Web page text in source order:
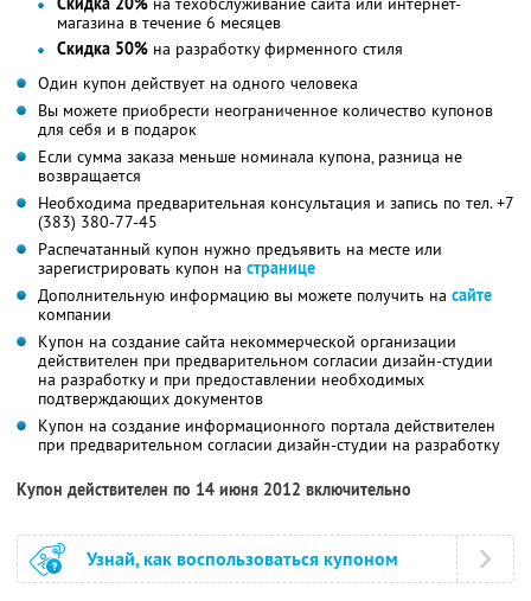
магазина в течение 6 месяцев
Скидка 50% на разработку фирменного стиля
Один купон действует на одного человека
Вы можете приобрести неограниченное количество купонов
для себя и в подарок
Если сумма заказа меньше номинала купона, разница не
возвращается
Необходима предварительная консультация и запись по тел. +7
(383) 380-77-45
Распечатанный купон нужно предъявить на месте или
зарегистрировать купон на странице
Дополнительную информацию вы можете получить на сайте
компании
Купон на создание сайта некоммерческой организации
действителен при предварительном согласии дизайн-студии
на разработку и при предоставлении необходимых
подтверждающих документов
Купон на создание информационного портала действителен
при предварительном согласии дизайн-студии на разработку
Купон действителен по 14 июня 2012 включительно
Узнай, как воспользоваться купоном